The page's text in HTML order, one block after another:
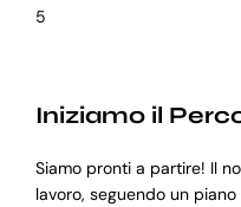
5
Iniziamo il
Siamo pronti a partire! Il
lavoro, seguendo un